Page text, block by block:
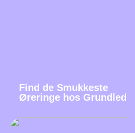
Find de Smukkeste
Øreringe hos Grundled